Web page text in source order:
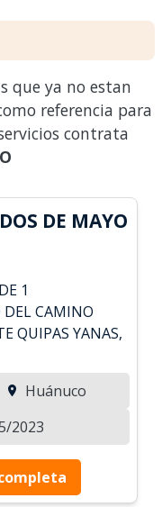
que ya no estan
referencia para
contrata
DE MAYO
1
CAMINO
QUIPAS YANAS,
Huánuco
2023